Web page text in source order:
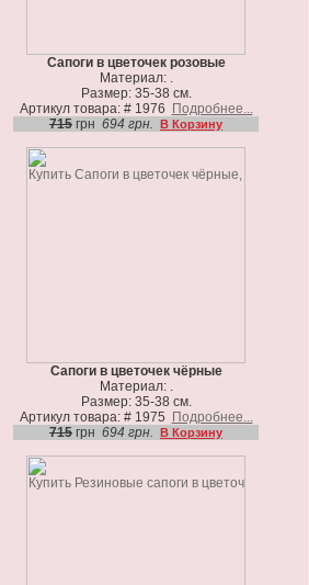
Сапоги в цветочек розовые
Материал: .
Размер: 35-38 см.
Артикул товара: # 1976
Подробнее...
715 грн 694 грн. В Корзину
Сапоги в цветочек чёрные
Материал: .
Размер: 35-38 см.
Артикул товара: # 1975
Подробнее...
715 грн 694 грн. В Корзину